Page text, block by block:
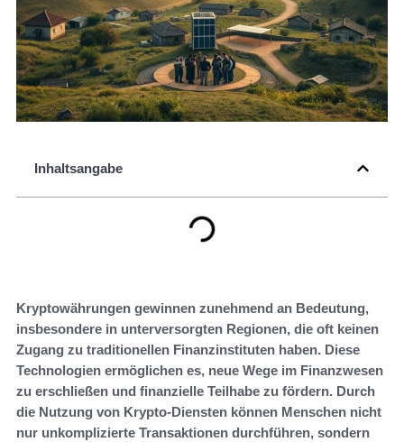
Inhaltsangabe
Kryptowährungen gewinnen zunehmend an Bedeutung,
insbesondere in unterversorgten Regionen, die oft keinen
Zugang zu traditionellen Finanzinstituten haben. Diese
Technologien ermöglichen es, neue Wege im Finanzwesen
zu erschließen und finanzielle Teilhabe zu fördern. Durch
die Nutzung von Krypto-Diensten können Menschen nicht
nur unkomplizierte Transaktionen durchführen, sondern